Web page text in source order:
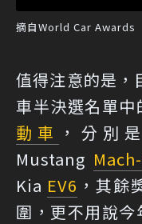
摘自World Car Awards
值得注意的是，
車半決選名單
動車 ，分別
Mustang
Kia EV6 ，其餘
圍，更不用說